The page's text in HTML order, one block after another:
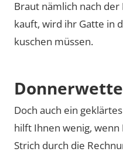
Braut nämlich nach
kauft, wird ihr Gatte in
kuschen müssen.
Doch auch ein
hilft Ihnen wenig,
Strich durch die